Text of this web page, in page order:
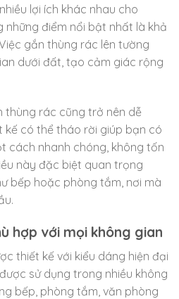
lợi ích khác nhau cho
những điểm nổi bật nhất là khả
gắn thùng rác lên tường
dưới đất, tạo cảm giác rộng
thùng rác cũng trở nên dễ
kế có thể tháo rời giúp bạn có
cách nhanh chóng, không tốn
này đặc biệt quan trọng
bếp hoặc phòng tắm, nơi mà
hợp với mọi không gian
thiết kế với kiểu dáng hiện đại
sử dụng trong nhiều không
bếp, phòng tắm, văn phòng